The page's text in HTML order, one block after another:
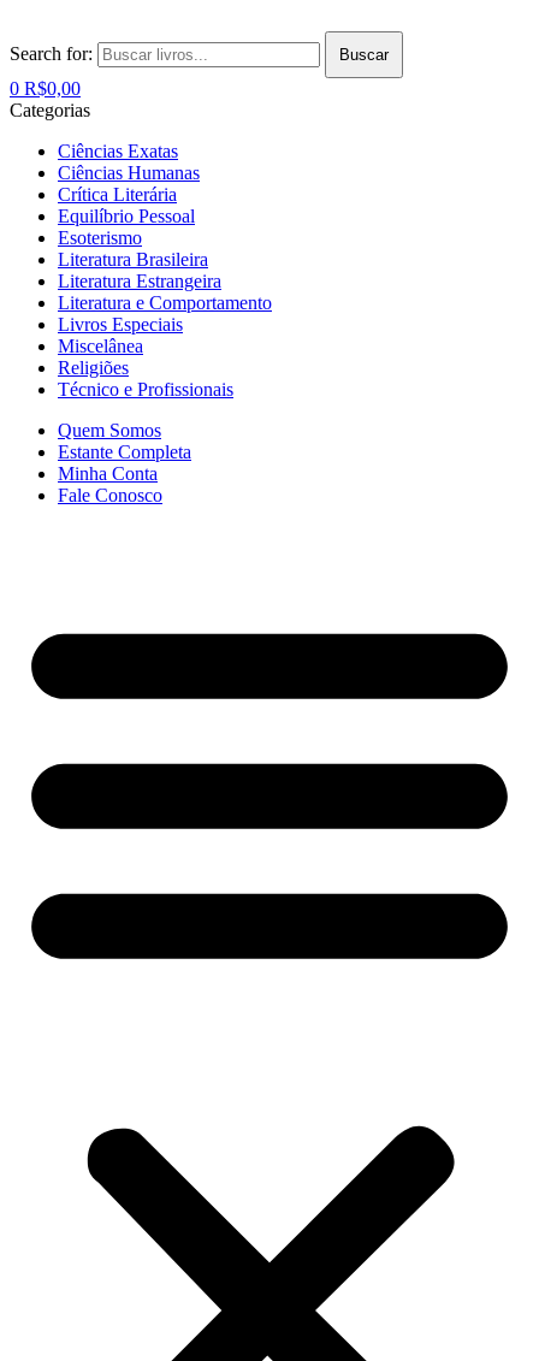
Search for: Buscar
0 R$0,00
Categorias
Ciências Exatas
Ciências Humanas
Crítica Literária
Equilíbrio Pessoal
Esoterismo
Literatura Brasileira
Literatura Estrangeira
Literatura e Comportamento
Livros Especiais
Miscelânea
Religiões
Técnico e Profissionais
Quem Somos
Estante Completa
Minha Conta
Fale Conosco